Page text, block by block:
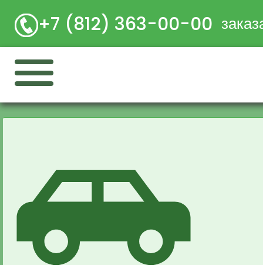
+7 (812) 363-00-00